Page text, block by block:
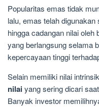
Popularitas emas tidak
lalu, emas telah
hingga cadangan nilai oleh
yang berlangsung selama
kepercayaan tinggi
Selain memiliki nilai
nilaiyang sering dicari
Banyak investor